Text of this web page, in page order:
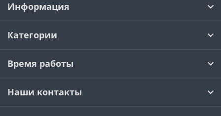
Информация
Категории
Время работы
Наши контакты